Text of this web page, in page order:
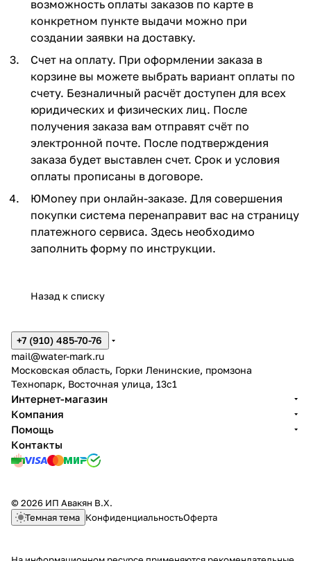
возможность оплаты заказов по карте в
конкретном пункте выдачи можно при
создании заявки на доставку.
Счет на оплату. При оформлении заказа в
корзине вы можете выбрать вариант оплаты по
счету. Безналичный расчёт доступен для всех
юридических и физических лиц. После
получения заказа вам отправят счёт по
электронной почте. После подтверждения
заказа будет выставлен счет. Срок и условия
оплаты прописаны в договоре.
ЮMoney при онлайн-заказе. Для совершения
покупки система перенаправит вас на страницу
платежного сервиса. Здесь необходимо
заполнить форму по инструкции.
Назад к списку
+7 (910) 485-70-76
mail@water-mark.ru
Московская область, Горки Ленинские, промзона
Технопарк, Восточная улица, 13с1
Интернет-магазин
Компания
Помощь
Контакты
© 2026 ИП Авакян В.Х.
Темная тема КонфиденциальностьОферта